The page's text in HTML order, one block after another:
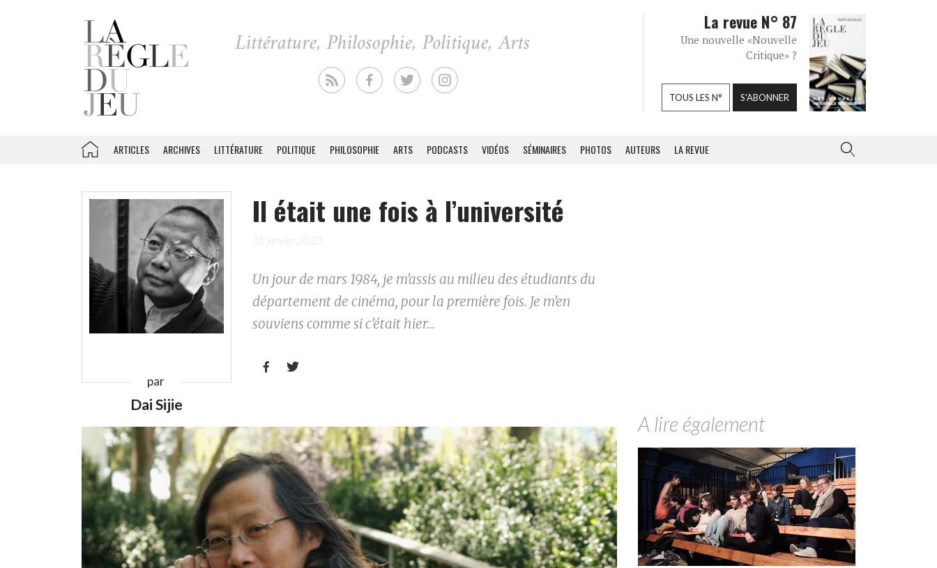
La revue N° 87
Une nouvelle «Nouvelle
Critique» ?
TOUS LES N° S'ABONNER
ARTICLES ARCHIVES LITTÉRATURE POLITIQUE PHILOSOPHIE ARTS PODCASTS VIDÉOS SÉMINAIRES PHOTOS AUTEURS LA REVUE
par
Dai Sijie
Il était une fois à l’université
18 janvier 2010
Un jour de mars 1984, je m’assis au milieu des étudiants du
département de cinéma, pour la première fois. Je m’en
souviens comme si c’était hier...
 
A lire également